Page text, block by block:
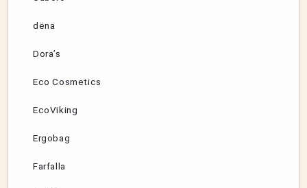
dëna
Dora’s
Eco Cosmetics
EcoViking
Ergobag
Farfalla